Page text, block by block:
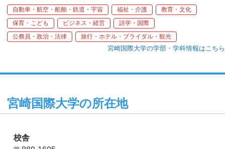
自動車・航空・船舶・鉄道・宇宙 福祉・介護
教育・文化
保育・こども
ビジネス・経営
語学・国際
公務員・政治・法律
旅行・ホテル・ブライダル・観光
宮崎国際大学の学部・学科情報はこちら
宮崎国際大学の所在地
校舎